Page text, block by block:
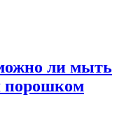
ли мыть
порошком